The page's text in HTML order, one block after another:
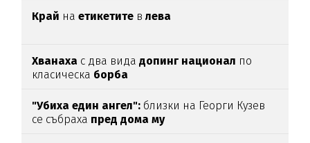
Край наетикетите влева
Хванаха с два видадопинг национал по
класическа борба
"Убиха един ангел": близки на Георги Кузев
се събраха пред дома му